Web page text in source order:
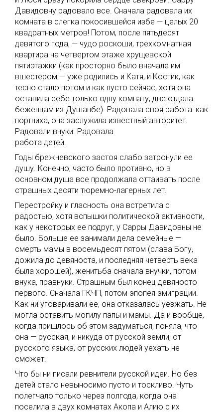
Давидовну радовало все. Сначала радовала их
комната в слегка покосившейся избе — целых 20
квадратных метров! Потом, после пятьдесят
девятого года, — чудо роскоши, трехкомнатная
квартира на четвертом этаже хрущевской
пятиэтажки (как просторно было вначале им
вшестером — уже родились и Катя, и Костик, как
тесно стало потом и как пусто сейчас, хотя она
оставила себе только одну комнату, две отдала
беженцам из Душанбе). Радовала своя работа: как
портниха, она заслужила известный авторитет.
Радовали внуки. Радовала
работа детей.
Годы брежневского застоя слабо затронули ее
душу. Конечно, часто было противно, но в
основном душа все продолжала оттаивать после
страшных десяти тюремно-лагерных лет.
Перестройку и гласность она встретила с
радостью, хотя вспышки политической активности,
как у некоторых ее подруг, у Сарры Давидовны не
было. Больше ее занимали дела семейные —
смерть мамы в восемьдесят пятом (слава Богу,
дожила до девяноста, и последняя четверть века
была хорошей), женитьба сначала внучки, потом
внука, правнуки. Страшным был конец девяносто
первого. Сначала ГКЧП, потом эпопея эмиграции.
Как ни уговаривали ее, она отказалась уезжать. Не
могла оставить могилу папы и мамы. Да и вообще,
когда пришлось об этом задуматься, поняла, что
она — русская, и никуда от русской земли, от
русского языка, от русских людей уехать не
сможет.
Что бы ни писали ревнители русской идеи. Но без
детей стало невыносимо пусто и тоскливо. Чуть
полегчало только через полгода, когда она
поселила в двух комнатах Акопа и Алию с их